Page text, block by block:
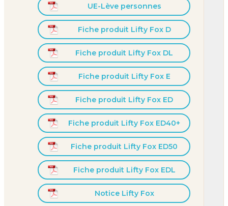
UE-Lève personnes
Fiche produit Lifty Fox D
Fiche produit Lifty Fox DL
Fiche produit Lifty Fox E
Fiche produit Lifty Fox ED
Fiche produit Lifty Fox ED40+
Fiche produit Lifty Fox ED50
Fiche produit Lifty Fox EDL
Notice Lifty Fox